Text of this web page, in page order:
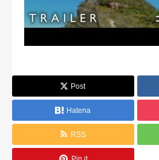
Post
Hatena
RSS